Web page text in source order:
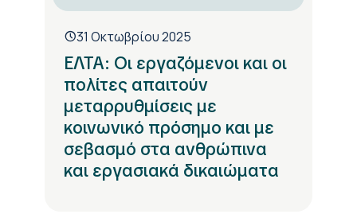
31 Οκτωβρίου 2025
ΕΛΤΑ: Οι εργαζόμενοι και οι
πολίτες απαιτούν
μεταρρυθμίσεις με
κοινωνικό πρόσημο και με
σεβασμό στα ανθρώπινα
και εργασιακά δικαιώματα